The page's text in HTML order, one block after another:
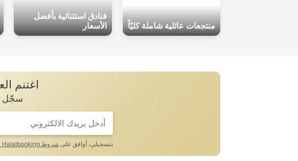
منتجعات عائلية شاملة كليّاً
فنادق استثنائية بأفضل
الأسعار
اغتنم
سجّل
If
you
are
a
human,
ignore
بتسجيلي، أوافق على شروط Halalbooking للاستخدام